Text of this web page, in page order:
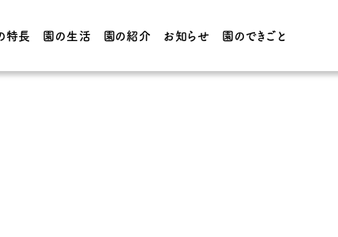
特長 園の生活 園の紹介 お知らせ 園のできごと
い子